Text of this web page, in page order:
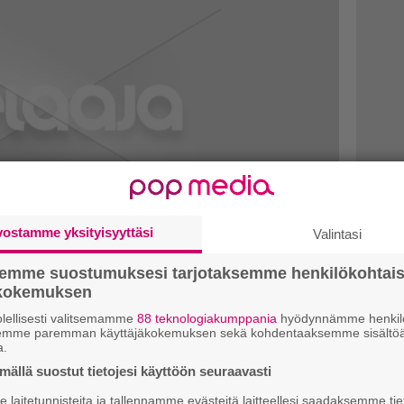
huutoa – tässä ensi
mahtuu muun muassa
yksityisyyttäsi Valintasi
suostumuksesi tarjotaksemme
valitsemamme 88 teknologiakumppania hyödynnämme
paremman käyttäjäkokemuksen sekä kohdentaaksemme
suostut tietojesi käyttöön seuraavasti
laitetunnisteita ja tallennamme evästeitä laitteellesi saadaksemme